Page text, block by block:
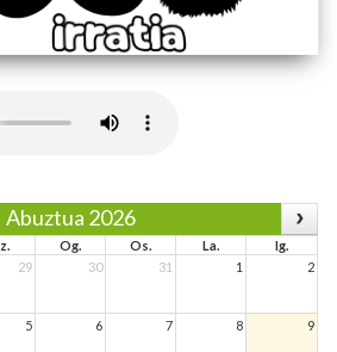
Abuztua 2026
Og. Os. La.
Ig.
29 30 31 1 2
5 6 7 8 9